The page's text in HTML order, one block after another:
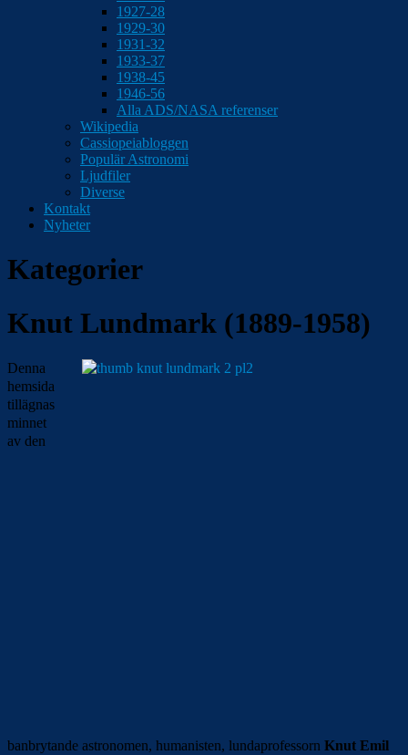
1927-28
1929-30
1931-32
1933-37
1938-45
1946-56
Alla ADS/NASA referenser
Wikipedia
Cassiopeiabloggen
Populär Astronomi
Ljudfiler
Diverse
Kontakt
Nyheter
Kategorier
Knut Lundmark (1889-1958)
Denna
hemsida
tillägnas
minnet
av den
banbrytande astronomen, humanisten, lundaprofessorn Knut Emil